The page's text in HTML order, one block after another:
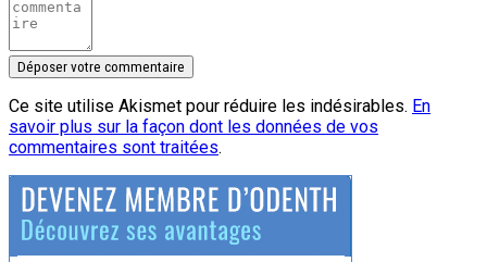
Ce site utilise Akismet pour réduire les indésirables. En
savoir plus sur la façon dont les données de vos
commentaires sont traitées.